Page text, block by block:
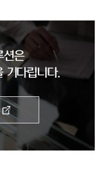
션은
기다립니다.